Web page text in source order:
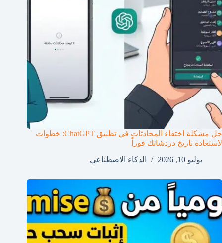
حل مشكلة اختفاء المحادثات في تطبيق ChatGPT: خطوات
لاستعادة تاريخ دردشاتك فوراً
يوليو 10, 2026
الذكاء الاصطناعي